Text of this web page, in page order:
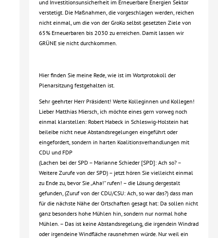
und Investitionsunsicherheit im Erneuerbare Energien Sektor
verstetigt. Die Maßnahmen, die vorgeschlagen werden, reichen
nicht einmal, um die von der GroKo selbst gesetzten Ziele von
65% Erneuerbaren bis 2030 zu erreichen. Damit lassen wir
GRÜNE sie nicht durchkommen.
Hier finden Sie meine Rede, wie ist im Wortprotokoll der
Plenarsitzung festgehalten ist.
Sehr geehrter Herr Präsident! Werte Kolleginnen und Kollegen!
Lieber Matthias Miersch, ich möchte eines gern vorweg noch
einmal klarstellen: Robert Habeck in Schleswig-Holstein hat
beileibe nicht neue Abstandsregelungen eingeführt oder
eingefordert, sondern in harten Koalitionsverhandlungen mit
CDU und FDP
(Lachen bei der SPD – Marianne Schieder [SPD]: Ach so? –
Weitere Zurufe von der SPD) – jetzt hören Sie vielleicht einmal
zu Ende zu, bevor Sie „Aha!“ rufen! – die Lösung dergestalt
gefunden, (Zuruf von der CDU/CSU: Ach, so war das?) dass man
für die nächste Nähe der Ortschaften gesagt hat: Da sollen nicht
ganz besonders hohe Mühlen hin, sondern nur normal hohe
Mühlen. – Das ist keine Abstandsregelung, die irgendein Windrad
oder irgendeine Windfläche rausnehmen würde. Nur weil ein